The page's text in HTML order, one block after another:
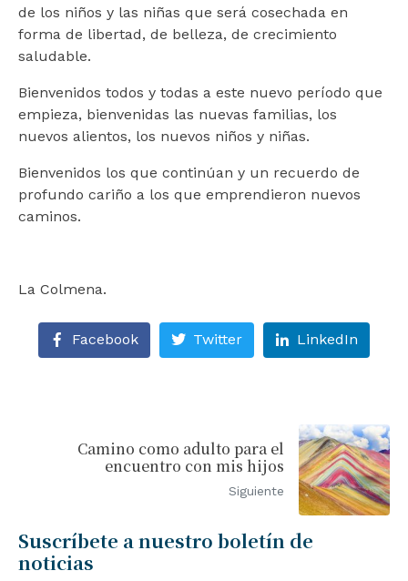
de los niños y las niñas que será cosechada en
forma de libertad, de belleza, de crecimiento
saludable.
Bienvenidos todos y todas a este nuevo período que
empieza, bienvenidas las nuevas familias, los
nuevos alientos, los nuevos niños y niñas.
Bienvenidos los que continúan y un recuerdo de
profundo cariño a los que emprendieron nuevos
caminos.
La Colmena.
Facebook Twitter LinkedIn
Camino como adulto para el
encuentro con mis hijos
Siguiente
Suscríbete a nuestro boletín de
noticias
He leído y acepto la política de privacidad
He leído y acepto lapolítica de privacidad
*Datos necesarios